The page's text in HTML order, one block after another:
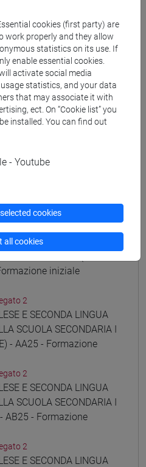
2
STRANIERE NEGLI
DI II GRADO
- Formazione iniziale
2
STRANIERA
Formazione iniziale
2
STRANIERA
STRANIERE NEGLI
iniziale
2
E SECONDA LINGUA
SCUOLA SECONDARIA I
- AA25 - Formazione
2
E SECONDA LINGUA
SCUOLA SECONDARIA I
- AB25 - Formazione
2
E SECONDA LINGUA
cookies (first party) are
work properly and they allow
statistics on its use. If
enable essential cookies.
activate social media
statistics, and your data
that may associate it with
ect. On “Cookie list” you
installed. You can find out
- Youtube
cookies
all cookies